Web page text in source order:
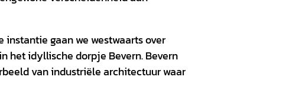
gaan we westwaarts over
het idyllische dorpje Bevern. Bevern
van industriële architectuur waar